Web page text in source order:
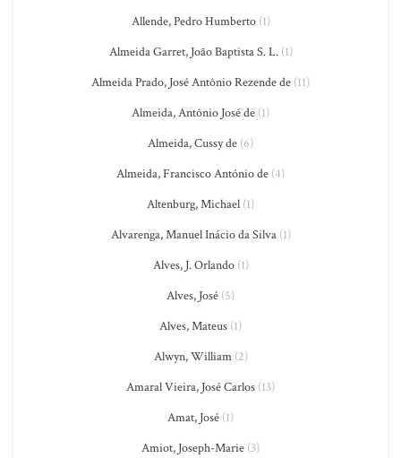
Allende, Pedro Humberto(1)
Almeida Garret, João Baptista S. L.(1)
Almeida Prado, José Antônio Rezende de (11)
Almeida, Antônio José de (1)
Almeida, Cussy de (6)
Almeida, Francisco António de (4)
Altenburg, Michael (1)
Alvarenga, Manuel Inácio da Silva(1)
Alves, J. Orlando(1)
Alves, José (5)
Alves, Mateus (1)
Alwyn, William(2)
Amaral Vieira, José Carlos (13)
Amat, José (1)
Amiot, Joseph-Marie (3)